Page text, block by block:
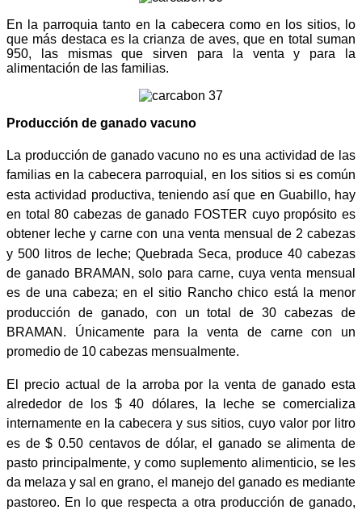
En la parroquia tanto en la cabecera como en los sitios, lo
que más destaca es la crianza de aves, que en total suman
950, las mismas que sirven para la venta y para la
alimentación de las familias.
Producción de ganado vacuno
La producción de ganado vacuno no es una actividad de las
familias en la cabecera parroquial, en los sitios si es común
esta actividad productiva, teniendo así que en Guabillo, hay
en total 80 cabezas de ganado FOSTER cuyo propósito es
obtener leche y carne con una venta mensual de 2 cabezas
y 500 litros de leche; Quebrada Seca, produce 40 cabezas
de ganado BRAMAN, solo para carne, cuya venta mensual
es de una cabeza; en el sitio Rancho chico está la menor
producción de ganado, con un total de 30 cabezas de
BRAMAN. Únicamente para la venta de carne con un
promedio de 10 cabezas mensualmente.
El precio actual de la arroba por la venta de ganado esta
alrededor de los $ 40 dólares, la leche se comercializa
internamente en la cabecera y sus sitios, cuyo valor por litro
es de $ 0.50 centavos de dólar, el ganado se alimenta de
pasto principalmente, y como suplemento alimenticio, se les
da melaza y sal en grano, el manejo del ganado es mediante
pastoreo. En lo que respecta a otra producción de ganado,